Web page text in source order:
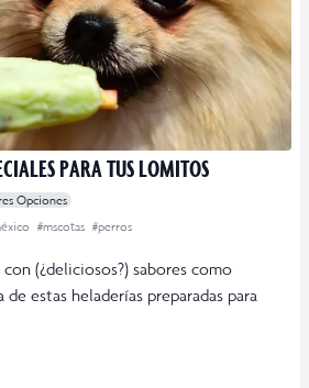
PARA TUS LOMITOS
Opciones
#mscotas #perros
(¿deliciosos?) sabores como
estas heladerías preparadas para